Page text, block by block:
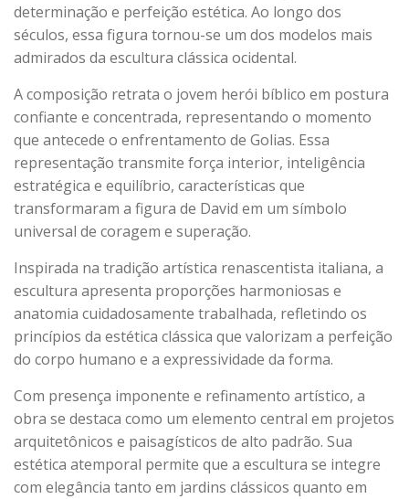
determinação e perfeição estética. Ao longo dos
séculos, essa figura tornou-se um dos modelos mais
admirados da escultura clássica ocidental.
A composição retrata o jovem herói bíblico em postura
confiante e concentrada, representando o momento
que antecede o enfrentamento de Golias. Essa
representação transmite força interior, inteligência
estratégica e equilíbrio, características que
transformaram a figura de David em um símbolo
universal de coragem e superação.
Inspirada na tradição artística renascentista italiana, a
escultura apresenta proporções harmoniosas e
anatomia cuidadosamente trabalhada, refletindo os
princípios da estética clássica que valorizam a perfeição
do corpo humano e a expressividade da forma.
Com presença imponente e refinamento artístico, a
obra se destaca como um elemento central em projetos
arquitetônicos e paisagísticos de alto padrão. Sua
estética atemporal permite que a escultura se integre
com elegância tanto em jardins clássicos quanto em